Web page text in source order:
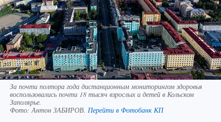
За почти полтора года дистанционным мониторингом здоровья
воспользовались почти 18 тысяч взрослых и детей в Кольском
Заполярье.
Фото: Антон ЗАБИРОВ. Перейти в Фотобанк КП